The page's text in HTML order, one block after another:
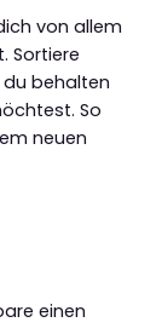
von allem
Sortiere
behalten
So
neuen
einen